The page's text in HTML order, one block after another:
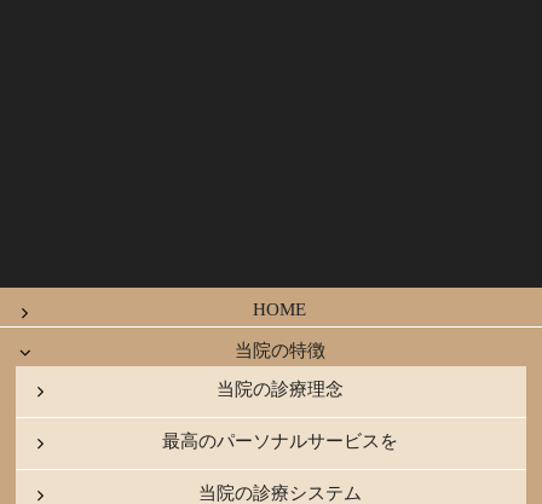
HOME
当院の特徴
当院の診療理念
最高のパーソナルサービスを
当院の診療システム